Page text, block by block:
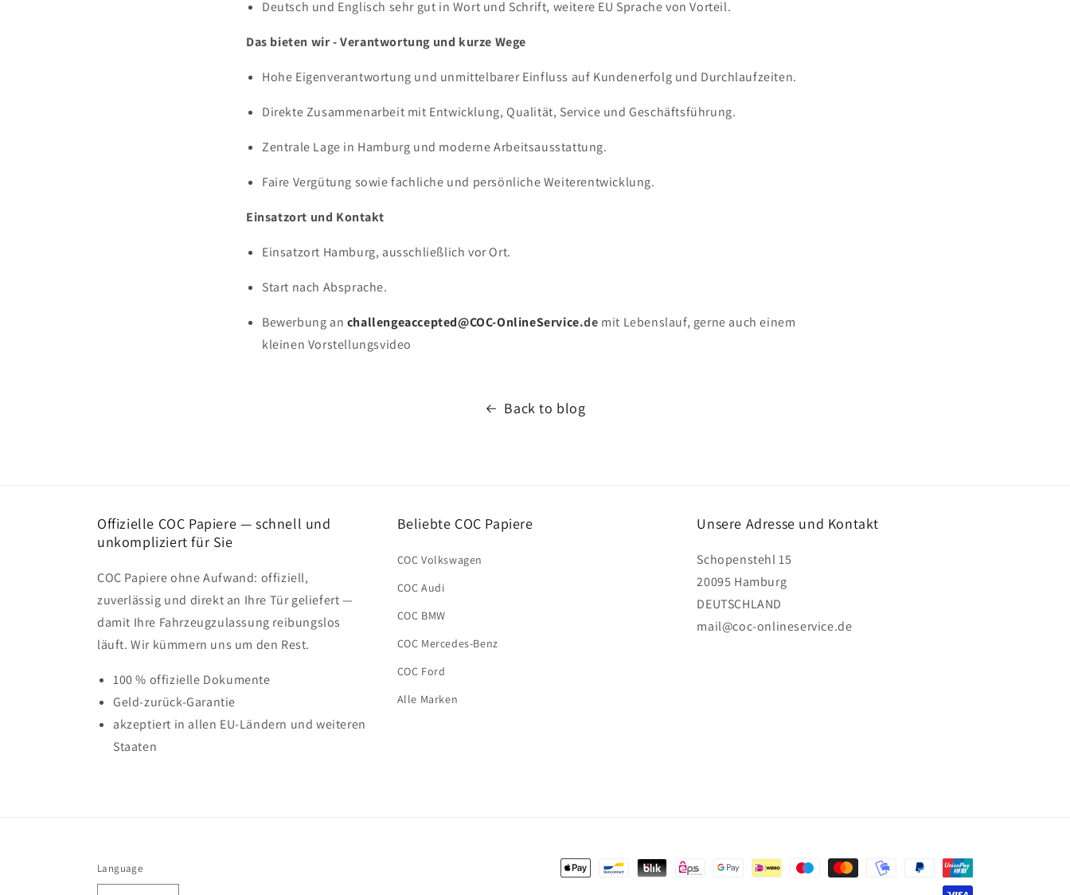
Deutsch und Englisch sehr gut in Wort und Schrift, weitere EU Sprache von Vorteil.
Das bieten wir - Verantwortung und kurze Wege
Hohe Eigenverantwortung und unmittelbarer Einfluss auf Kundenerfolg und Durchlaufzeiten.
Direkte Zusammenarbeit mit Entwicklung, Qualität, Service und Geschäftsführung.
Zentrale Lage in Hamburg und moderne Arbeitsausstattung.
Faire Vergütung sowie fachliche und persönliche Weiterentwicklung.
Einsatzort und Kontakt
Einsatzort Hamburg, ausschließlich vor Ort.
Start nach Absprache.
Bewerbung an challengeaccepted@COC-OnlineService.de mit Lebenslauf, gerne auch einem
kleinen Vorstellungsvideo
Back to blog
Offizielle COC Papiere — schnell und
unkompliziert für Sie
COC Papiere ohne Aufwand: offiziell,
zuverlässig und direkt an Ihre Tür geliefert —
damit Ihre Fahrzeugzulassung reibungslos
läuft. Wir kümmern uns um den Rest.
100 % offizielle Dokumente
Geld-zurück-Garantie
akzeptiert in allen EU-Ländern und weiteren
Staaten
Beliebte COC Papiere
COC Volkswagen
COC Audi
COC BMW
COC Mercedes-Benz
COC Ford
Alle Marken
Unsere Adresse und Kontakt
Schopenstehl 15
20095 Hamburg
DEUTSCHLAND
mail@coc-onlineservice.de
Language
Payment